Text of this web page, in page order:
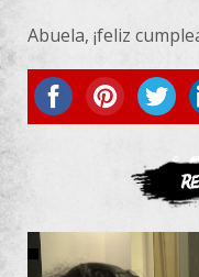
Abuela, ¡feliz